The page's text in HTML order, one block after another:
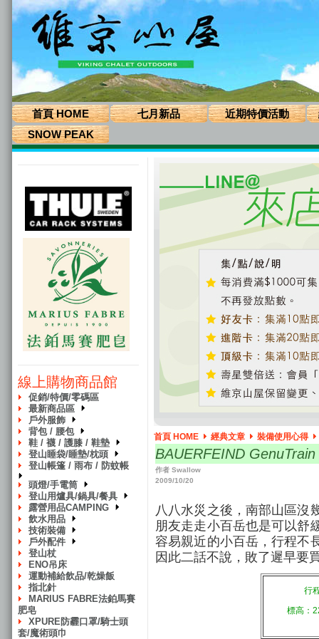
首頁 HOME 七月新品 近期特價活動
SNOW PEAK
線上購物商品館
促銷/特價/零碼區
最新商品區
戶外服飾
背包 / 腰包
鞋 / 襪 / 護膝 / 鞋墊
登山睡袋/睡墊/枕頭
登山帳篷 / 雨布 / 防蚊帳
頭燈/手電筒
登山用爐具/鍋具/餐具
露營用品CAMPING
飲水用品
技術裝備
戶外配件
登山杖
ENO吊床
運動補給飲品/乾燥飯
指北針
MARIUS FABRE法鉑馬賽
肥皂
XPURE防霾口罩/騎士頭
套/魔術頭巾
首頁 HOME 經典文章 裝備使用心得
BAUERFEIND
作者 Swallow
2009/10/20
八八水災之後，南部山區沒
朋友走走小百岳也是可以舒
容易親近的小百岳，行程不
因此二話不說，敗了遲早要
行
標高：